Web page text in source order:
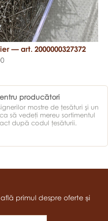
— art. 2000000327372
producători
mostre de ţesături şi un
să vedeţi mereu sortimentul
după codul ţesăturii.
primul despre oferte și